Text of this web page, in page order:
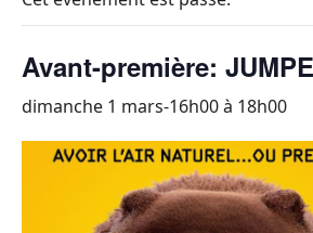
Avant-première:
dimanche 1 mars-16h00à 18h00